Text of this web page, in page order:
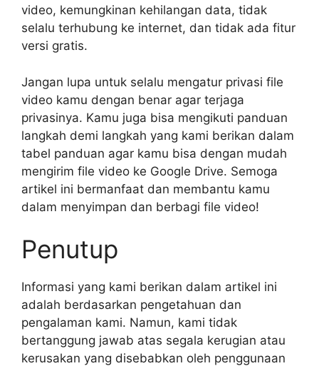
video, kemungkinan kehilangan data, tidak
selalu terhubung ke internet, dan tidak ada fitur
versi gratis.
Jangan lupa untuk selalu mengatur privasi file
video kamu dengan benar agar terjaga
privasinya. Kamu juga bisa mengikuti panduan
langkah demi langkah yang kami berikan dalam
tabel panduan agar kamu bisa dengan mudah
mengirim file video ke Google Drive. Semoga
artikel ini bermanfaat dan membantu kamu
dalam menyimpan dan berbagi file video!
Penutup
Informasi yang kami berikan dalam artikel ini
adalah berdasarkan pengetahuan dan
pengalaman kami. Namun, kami tidak
bertanggung jawab atas segala kerugian atau
kerusakan yang disebabkan oleh penggunaan